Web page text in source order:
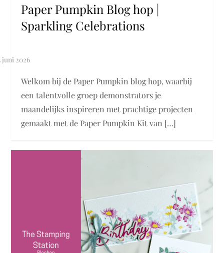
Paper Pumpkin Blog hop |
Sparkling Celebrations
Welkom bij de Paper Pumpkin blog hop, waarbij
een talentvolle groep demonstrators je
maandelijks inspireren met prachtige projecten
gemaakt met de Paper Pumpkin Kit van […]